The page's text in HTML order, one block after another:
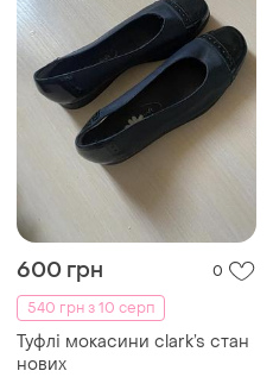
600 грн
0
540 грн з 10 серп
Туфлі мокасини clark’s стан
нових